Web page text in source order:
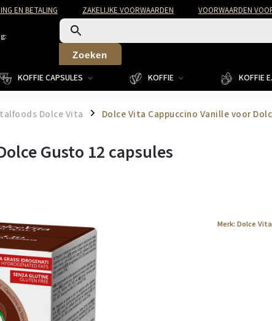
EN BETALING ZAKELIJKE VOORWAARDEN VOORWAARDEN
Zoeken
KOFFIE CAPSULES KOFFIE KOFFIE
Dolce Vita / Dolce Vita Cappuccino Vanille voor
Gusto 12 capsules
Merk: Dolce